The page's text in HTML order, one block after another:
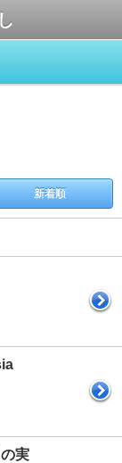
新着順
実